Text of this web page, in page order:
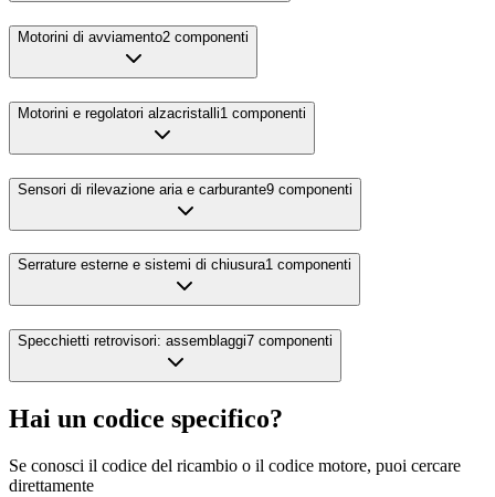
Motorini di avviamento2 componenti
Motorini e regolatori alzacristalli1 componenti
Sensori di rilevazione aria e carburante9 componenti
Serrature esterne e sistemi di chiusura1 componenti
Specchietti retrovisori: assemblaggi7 componenti
Hai un codice specifico?
Se conosci il codice del ricambio o il codice motore, puoi cercare
direttamente